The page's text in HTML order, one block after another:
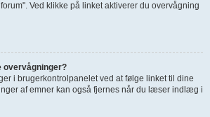
Ved klikke på linket aktiverer du overvågning
overvågninger?
i brugerkontrolpanelet ved at følge linket til dine
af emner kan også fjernes når du læser indlæg i